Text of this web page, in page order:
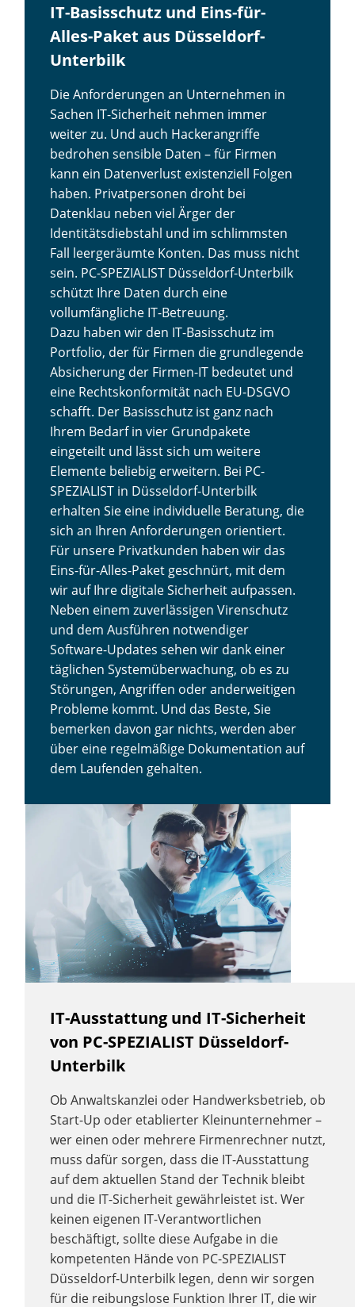
IT-Basisschutz und Eins-für-
Alles-Paket aus Düsseldorf-
Unterbilk
Die Anforderungen an Unternehmen in
Sachen IT-Sicherheit nehmen immer
weiter zu. Und auch Hackerangriffe
bedrohen sensible Daten – für Firmen
kann ein Datenverlust existenziell Folgen
haben. Privatpersonen droht bei
Datenklau neben viel Ärger der
Identitätsdiebstahl und im schlimmsten
Fall leergeräumte Konten. Das muss nicht
sein. PC-SPEZIALIST Düsseldorf-Unterbilk
schützt Ihre Daten durch eine
vollumfängliche IT-Betreuung.
Dazu haben wir den IT-Basisschutz im
Portfolio, der für Firmen die grundlegende
Absicherung der Firmen-IT bedeutet und
eine Rechtskonformität nach EU-DSGVO
schafft. Der Basisschutz ist ganz nach
Ihrem Bedarf in vier Grundpakete
eingeteilt und lässt sich um weitere
Elemente beliebig erweitern. Bei PC-
SPEZIALIST in Düsseldorf-Unterbilk
erhalten Sie eine individuelle Beratung, die
sich an Ihren Anforderungen orientiert.
Für unsere Privatkunden haben wir das
Eins-für-Alles-Paket geschnürt, mit dem
wir auf Ihre digitale Sicherheit aufpassen.
Neben einem zuverlässigen Virenschutz
und dem Ausführen notwendiger
Software-Updates sehen wir dank einer
täglichen Systemüberwachung, ob es zu
Störungen, Angriffen oder anderweitigen
Probleme kommt. Und das Beste, Sie
bemerken davon gar nichts, werden aber
über eine regelmäßige Dokumentation auf
dem Laufenden gehalten.
IT-Ausstattung und IT-Sicherheit
von PC-SPEZIALIST Düsseldorf-
Unterbilk
Ob Anwaltskanzlei oder Handwerksbetrieb, ob
Start-Up oder etablierter Kleinunternehmer –
wer einen oder mehrere Firmenrechner nutzt,
muss dafür sorgen, dass die IT-Ausstattung
auf dem aktuellen Stand der Technik bleibt
und die IT-Sicherheit gewährleistet ist. Wer
keinen eigenen IT-Verantwortlichen
beschäftigt, sollte diese Aufgabe in die
kompetenten Hände von PC-SPEZIALIST
Düsseldorf-Unterbilk legen, denn wir sorgen
für die reibungslose Funktion Ihrer IT, die wir